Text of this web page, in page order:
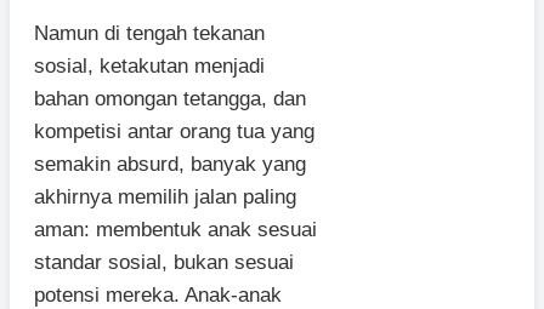
Namun di tengah tekanan
sosial, ketakutan menjadi
bahan omongan tetangga, dan
kompetisi antar orang tua yang
semakin absurd, banyak yang
akhirnya memilih jalan paling
aman: membentuk anak sesuai
standar sosial, bukan sesuai
potensi mereka. Anak-anak